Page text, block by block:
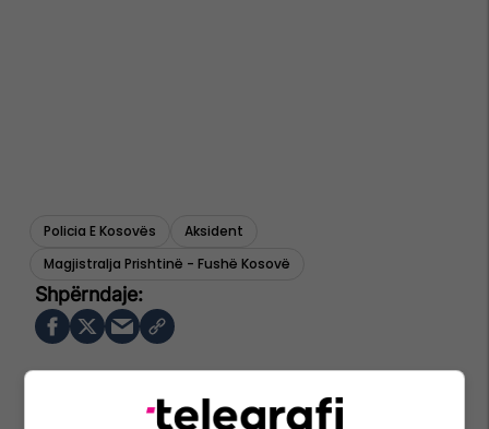
Policia E Kosovës
Aksident
Magjistralja Prishtinë - Fushë Kosovë